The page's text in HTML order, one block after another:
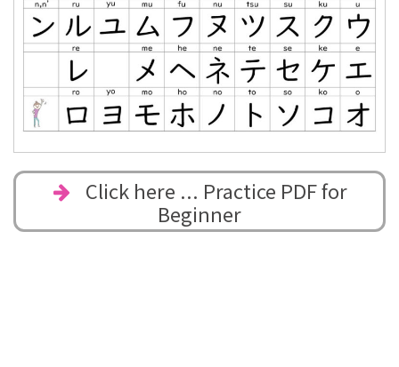
Click here ... Practice PDF for
Beginner